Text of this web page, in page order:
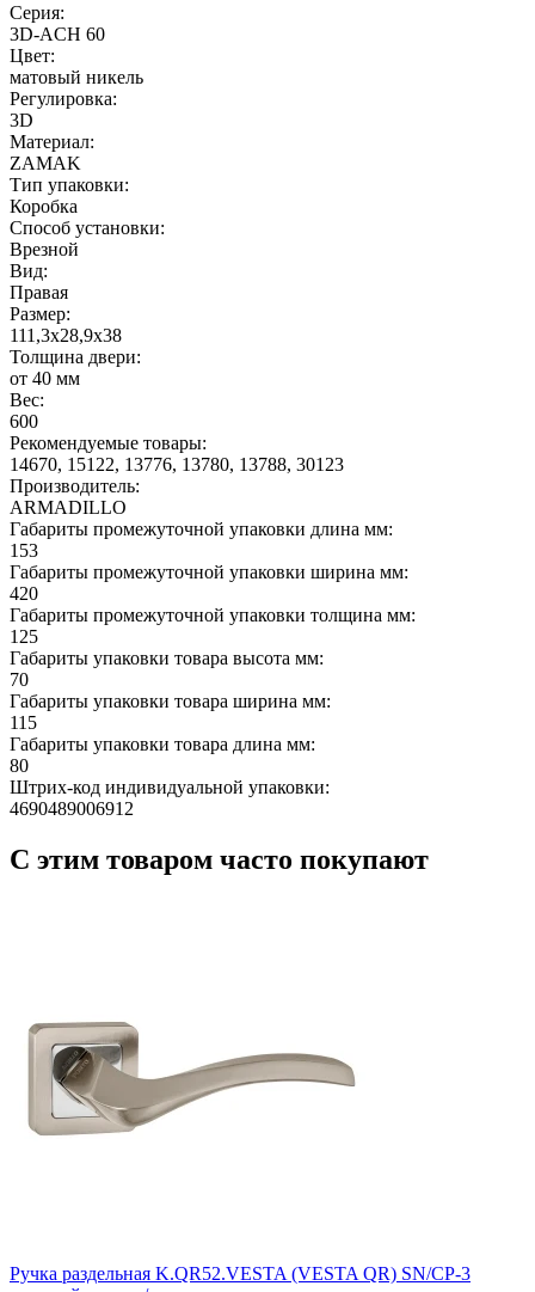
Серия:
3D-ACH 60
Цвет:
матовый никель
Регулировка:
3D
Материал:
ZAMAK
Тип упаковки:
Коробка
Способ установки:
Врезной
Вид:
Правая
Размер:
111,3x28,9x38
Толщина двери:
от 40 мм
Вес:
600
Рекомендуемые товары:
14670, 15122, 13776, 13780, 13788, 30123
Производитель:
ARMADILLO
Габариты промежуточной упаковки длина мм:
153
Габариты промежуточной упаковки ширина мм:
420
Габариты промежуточной упаковки толщина мм:
125
Габариты упаковки товара высота мм:
70
Габариты упаковки товара ширина мм:
115
Габариты упаковки товара длина мм:
80
Штрих-код индивидуальной упаковки:
4690489006912
С этим товаром часто покупают
Ручка раздельная K.QR52.VESTA (VESTA QR) SN/CP-3